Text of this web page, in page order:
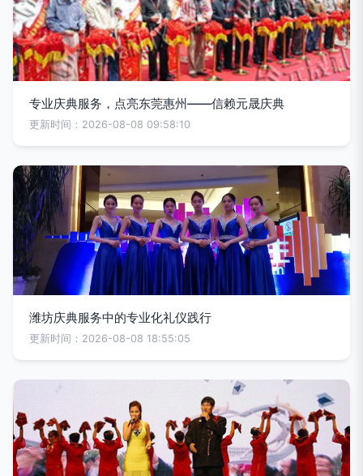
专业庆典服务，点亮东莞惠州——信赖元晟庆典
更新时间：2026-08-08 09:58:10
潍坊庆典服务中的专业化礼仪践行
更新时间：2026-08-08 18:55:05